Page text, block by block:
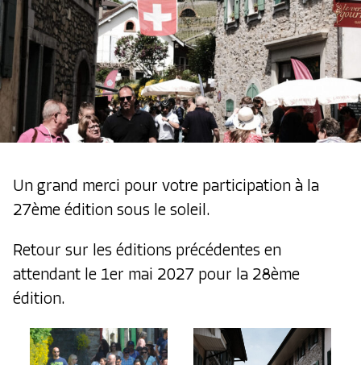
Un grand merci pour votre participation à la
27ème édition sous le soleil.
Retour sur les éditions précédentes en
attendant le 1er mai 2027 pour la 28ème
édition.